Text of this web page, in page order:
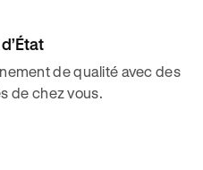
de qualité avec des
de chez vous.